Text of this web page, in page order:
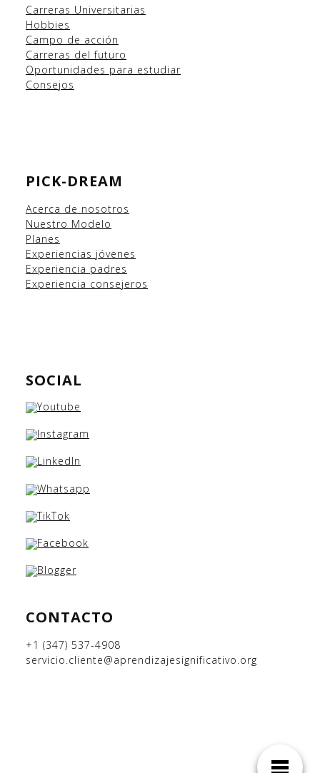
Carreras Universitarias
Hobbies
Campo de acción
Carreras del futuro
Oportunidades para estudiar
Consejos
PICK-DREAM
Acerca de nosotros
Nuestro Modelo
Planes
Experiencias jóvenes
Experiencia padres
Experiencia consejeros
SOCIAL
CONTACTO
+1 (347) 537-4908
servicio.cliente@aprendizajesignificativo.org